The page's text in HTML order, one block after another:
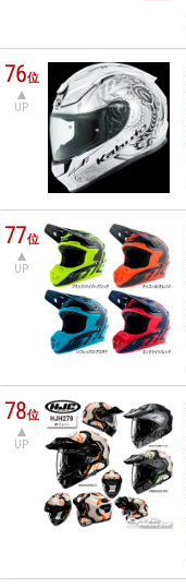
76位
UP
77位
UP
78位
UP